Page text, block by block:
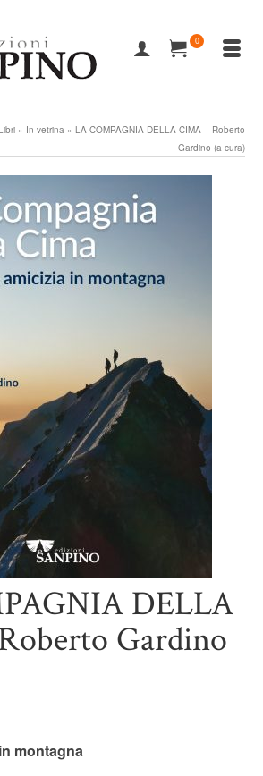
0
» In vetrina » LA COMPAGNIA DELLA CIMA – Roberto
Gardino (a cura)
DELLA
Gardino
montagna